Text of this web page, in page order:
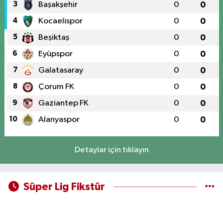
3 Başakşehir 0 0
4 Kocaelispor 0 0
5 Beşiktaş 0 0
6 Eyüpspor 0 0
7 Galatasaray 0 0
8 Çorum FK 0 0
9 Gaziantep FK 0 0
10 Alanyaspor 0 0
Detaylar için tıklayın
Süper Lig Fikstür